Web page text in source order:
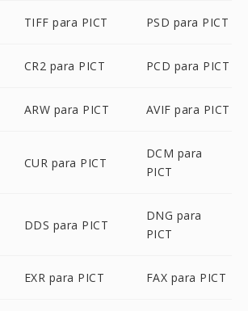
TIFF para PICT PSD para PICT
CR2 para PICT PCD para PICT
ARW para PICT AVIF para PICT
CUR para PICT
DCM para
PICT
DDS para PICT
DNG para
PICT
EXR para PICT FAX para PICT